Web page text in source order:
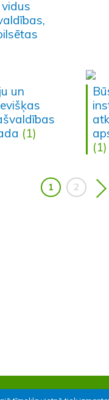
un
(1)
(1)
1 2